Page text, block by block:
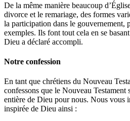
De la même manière beaucoup
divorce et le remariage, des formes
la participation dans le gouvernement,
exemples. Ils font tout cela en se
Dieu a déclaré accompli.
Notre confession
En tant que chrétiens du Nouveau
confessons que le Nouveau Testament
entière de Dieu pour nous. Nous vous
inspirée de Dieu ainsi :